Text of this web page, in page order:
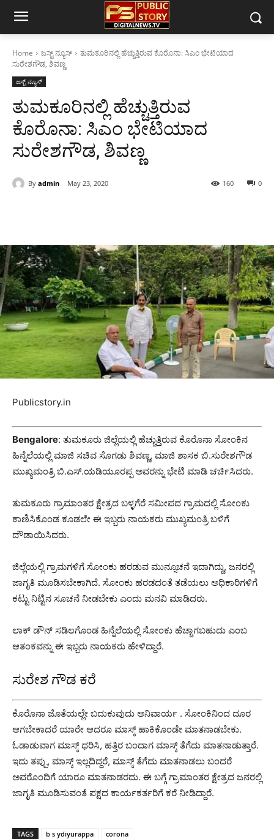
Home ಜಸ್ಟ್ ನ್ಯೂಸ್
ತುಮಕೂರಿನಲ್ಲಿ ಹೆಚ್ಚುತ್ತಿರುವ ಕೊರೊನಾ: ಸಿಎಂ ಭೇಟಿಯಾದ
ಸುರೇಶಗೌಡ, ಶಿವಣ್ಣ
ಜಸ್ಟ್ ನ್ಯೂಸ್
ತುಮಕೂರಿನಲ್ಲಿ ಹೆಚ್ಚುತ್ತಿರುವ
ಕೊರೊನಾ: ಸಿಎಂ ಭೇಟಿಯಾದ
ಸುರೇಶಗೌಡ, ಶಿವಣ್ಣ
By admin May 23, 2020 0
160
Publicstory.in
Bengalore: ತುಮಕೂರು ಜಿಲ್ಲೆಯಲ್ಲಿ ಹೆಚ್ಚುತ್ತಿರುವ ಕೊರೊನಾ ಸೋಂಕಿನ
ಹಿನ್ನೆಲೆಯಲ್ಲಿ ಮಾಜಿ ಸಚಿವ ಸೊಗಡು ಶಿವಣ್ಣ, ಮಾಜಿ ಶಾಸಕ ಬಿ.ಸುರೇಶಗೌಡ
ಮುಖ್ಯಮಂತ್ರಿ ಬಿ.ಎಸ್.ಯಡಿಯೂರಪ್ಪ ಅವರನ್ನು ಭೇಟಿ ಮಾಡಿ ಚರ್ಚಿಸಿದರು.
ತುಮಕೂರು ಗ್ರಾಮಾಂತರ ಕ್ಷೇತ್ರದ ಬಳ್ಳಗೆರೆ ಸಮೀಪದ ಗ್ರಾಮದಲ್ಲಿ ಸೋಂಕು
ಕಾಣಿಸಿಕೊಂಡ ಕೂಡಲೇ ಈ ಇಬ್ಬರು ನಾಯಕರು ಮುಖ್ಯಮಂತ್ರಿ ಬಳಿಗೆ
ದೌಡಾಯಿಸಿದರು.
ಜಿಲ್ಲೆಯಲ್ಲಿ ಗ್ರಾಮಗಳಿಗೆ ಸೋಂಕು ಹರಡುವ ಮುನ್ಸೂಚನೆ ಇದಾಗಿದ್ದು, ಜನರಲ್ಲಿ
ಜಾಗೃತಿ ಮೂಡಿಸಬೇಕಾಗಿದೆ. ಸೋಂಕು ಹರಡದಂತೆ ತಡೆಯಲು ಅಧಿಕಾರಿಗಳಿಗೆ
ಕಟ್ಟು ನಿಟ್ಟಿನ ಸೂಚನೆ ನೀಡಬೇಕು ಎಂದು ಮನವಿ ಮಾಡಿದರು.
ಲಾಕ್ ಡೌನ್ ಸಡಿಲಗೊಂಡ ಹಿನ್ನೆಲೆಯಲ್ಲಿ ಸೋಂಕು ಹೆಚ್ಚಾಗಬಹುದು ಎಂಬ
ಆತಂಕವನ್ನು ಈ ಇಬ್ಬರು ನಾಯಕರು ಹೇಳಿದ್ದಾರೆ.
ಸುರೇಶ ಗೌಡ ಕರೆ
ಕೊರೊನಾ ಜೊತೆಯಲ್ಲೇ ಬದುಕುವುದು ಅನಿವಾರ್ಯ . ಸೋಂಕಿನಿಂದ ದೂರ
ಆಗಬೇಕಾದರೆ ಯಾರೇ ಆದರೂ ಮಾಸ್ಕ್ ಹಾಕಿಕೊಂಡೇ ಮಾತನಾಡಬೇಕು.
ಓಡಾಡುವಾಗ ಮಾಸ್ಕ್ ಧರಿಸಿ, ಹತ್ತಿರ ಬಂದಾಗ ಮಾಸ್ಕ್ ತೆಗೆದು ಮಾತನಾಡುತ್ತಾರೆ.
ಇದು ತಪ್ಪು, ಮಾಸ್ಕ್ ಇಲ್ಲದಿದ್ದರೆ, ಮಾಸ್ಕ್ ತೆಗೆದು ಮಾತನಾಡಲು ಬಂದರೆ
ಅವರೊಂದಿಗೆ ಯಾರೂ ಮಾತನಾಡರದು. ಈ ಬಗ್ಗೆ ಗ್ರಾಮಾಂತರ ಕ್ಷೇತ್ರದ ಜನರಲ್ಲಿ
ಜಾಗೃತಿ ಮೂಡಿಸುವಂತೆ ಪಕ್ಷದ ಕಾರ್ಯಕರ್ತರಿಗೆ ಕರೆ ನೀಡಿದ್ದಾರೆ.
TAGS b s ydiyurappa corona